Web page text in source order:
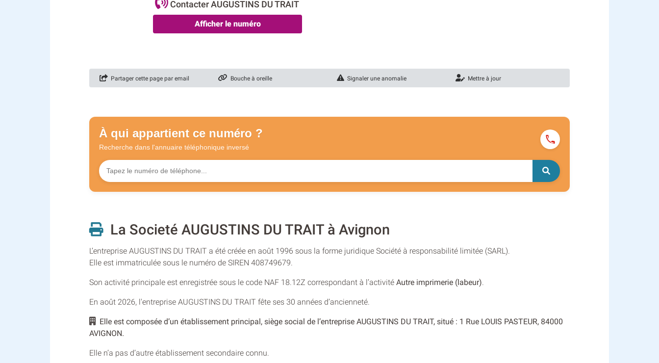
Contacter AUGUSTINS DU TRAIT
Afficher le numéro
Partager cette page par email Bouche à oreille Signaler une anomalie Mettre à jour
À qui appartient ce numéro ?
Recherche dans l'annuaire téléphonique inversé
La Societé AUGUSTINS DU TRAIT à Avignon
L’entreprise AUGUSTINS DU TRAIT a été créée en août 1996 sous la forme juridique Société à responsabilité limitée (SARL).
Elle est immatriculée sous le numéro de SIREN 408749679.
Son activité principale est enregistrée sous le code NAF 18.12Z correspondant à l’activité Autre imprimerie (labeur).
En août 2026, l'entreprise AUGUSTINS DU TRAIT fête ses 30 années d’ancienneté.
Elle est composée d’un établissement principal, siège social de l’entreprise AUGUSTINS DU TRAIT, situé : 1 Rue LOUIS PASTEUR, 84000
AVIGNON.
Elle n’a pas d’autre établissement secondaire connu.